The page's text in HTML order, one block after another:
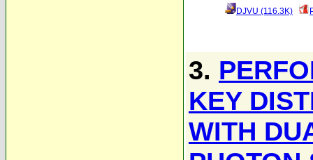
DJVU (116.3K)
3.
KEY
WITH